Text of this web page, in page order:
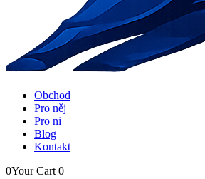
Obchod
Pro něj
Pro ni
Blog
Kontakt
0Your Cart 0